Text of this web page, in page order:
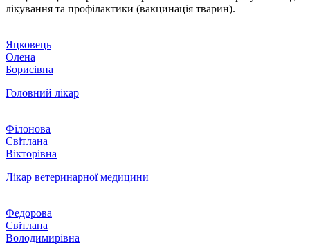
лікування та профілактики (вакцинація тварин).
Яцковець
Олена
Борисівна
Головний лікар
Філонова
Світлана
Вікторівна
Лікар ветеринарної медицини
Федорова
Світлана
Володимирівна